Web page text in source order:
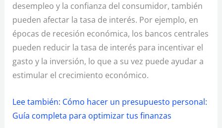
desempleo y la confianza del consumidor, también
pueden afectar la tasa de interés. Por ejemplo, en
épocas de recesión económica, los bancos centrales
pueden reducir la tasa de interés para incentivar el
gasto y la inversión, lo que a su vez puede ayudar a
estimular el crecimiento económico.
Lee también: Cómo hacer un presupuesto personal:
Guía completa para optimizar tus finanzas